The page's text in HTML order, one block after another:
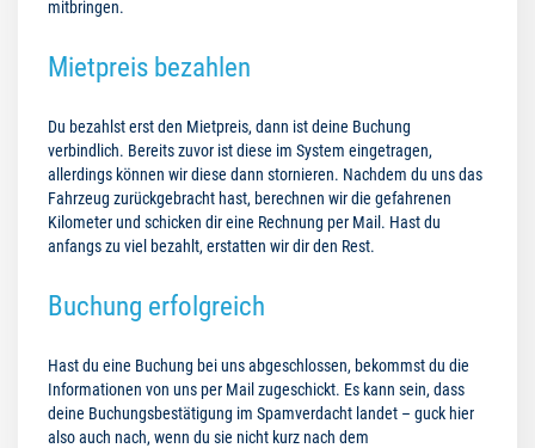
mitbringen.
Mietpreis bezahlen
Du bezahlst erst den Mietpreis, dann ist deine Buchung
verbindlich. Bereits zuvor ist diese im System eingetragen,
allerdings können wir diese dann stornieren. Nachdem du uns das
Fahrzeug zurückgebracht hast, berechnen wir die gefahrenen
Kilometer und schicken dir eine Rechnung per Mail. Hast du
anfangs zu viel bezahlt, erstatten wir dir den Rest.
Buchung erfolgreich
Hast du eine Buchung bei uns abgeschlossen, bekommst du die
Informationen von uns per Mail zugeschickt. Es kann sein, dass
deine Buchungsbestätigung im Spamverdacht landet – guck hier
also auch nach, wenn du sie nicht kurz nach dem